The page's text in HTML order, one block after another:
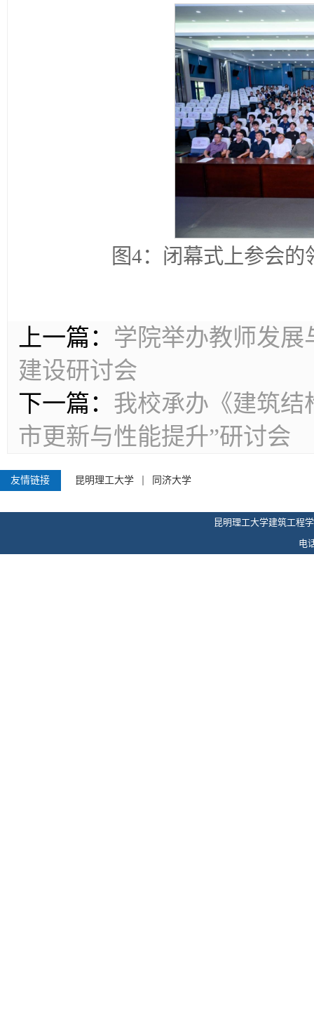
图4：闭幕式上参会
上一篇： 学院举办教师发
建设研讨会
下一篇： 我校承办《建筑
市更新与性能提升”研讨会
友情链接 昆明理工大学 同济大学
昆明理工大学建筑工程
电